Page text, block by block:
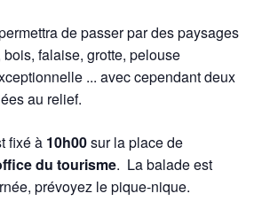
de passer par des paysages
falaise, grotte, pelouse
... avec cependant deux
au relief.
fixé à 10h00sur la place de
du tourisme. La balade est
prévoyez le pique-nique.